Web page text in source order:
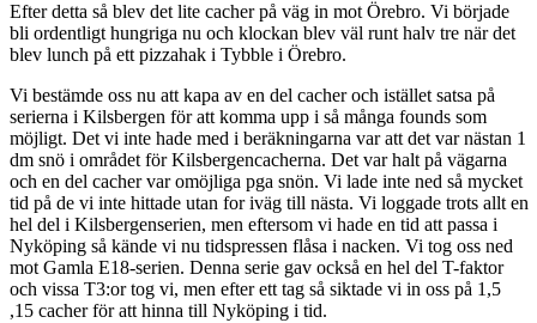
Efter detta så blev det lite cacher på väg in mot Örebro. Vi började
bli ordentligt hungriga nu och klockan blev väl runt halv tre när det
blev lunch på ett pizzahak i Tybble i Örebro.
Vi bestämde oss nu att kapa av en del cacher och istället satsa på
serierna i Kilsbergen för att komma upp i så många founds som
möjligt. Det vi inte hade med i beräkningarna var att det var nästan 1
dm snö i området för Kilsbergencacherna. Det var halt på vägarna
och en del cacher var omöjliga pga snön. Vi lade inte ned så mycket
tid på de vi inte hittade utan for iväg till nästa. Vi loggade trots allt en
hel del i Kilsbergenserien, men eftersom vi hade en tid att passa i
Nyköping så kände vi nu tidspressen flåsa i nacken. Vi tog oss ned
mot Gamla E18-serien. Denna serie gav också en hel del T-faktor
och vissa T3:or tog vi, men efter ett tag så siktade vi in oss på 1,5
,15 cacher för att hinna till Nyköping i tid.